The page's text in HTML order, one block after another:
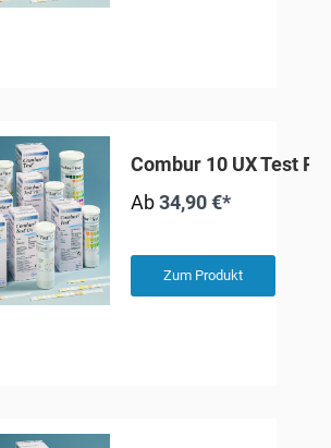
Combur 10 UX Test
Ab34,90 €*
Zum Produkt